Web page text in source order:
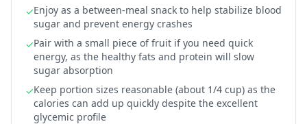
✓Enjoy as a between-meal snack to help stabilize blood
sugar and prevent energy crashes
✓Pair with a small piece of fruit if you need quick
energy, as the healthy fats and protein will slow
sugar absorption
✓Keep portion sizes reasonable (about 1/4 cup) as the
calories can add up quickly despite the excellent
glycemic profile